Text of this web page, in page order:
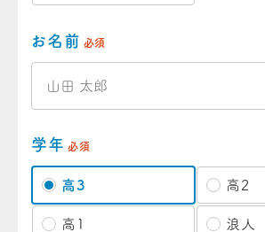
お名前 必須
学年 必須
高3 高2
高1 浪人